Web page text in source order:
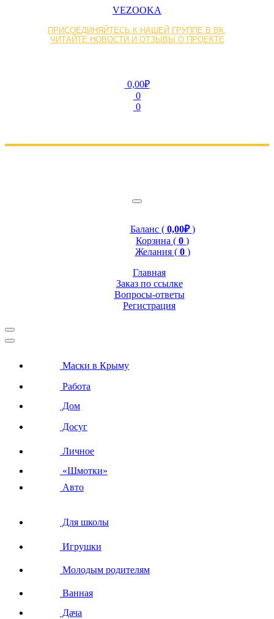
VEZOOKA
ПРИСОЕДИНЯЙТЕСЬ К НАШЕЙ ГРУППЕ В ВК,
ЧИТАЙТЕ НОВОСТИ И ОТЗЫВЫ О ПРОЕКТЕ
0,00₽
0
0
Баланс ( 0,00₽)
Корзина ( 0 )
Желания ( 0 )
Главная
Заказ по ссылке
Вопросы-ответы
Регистрация
Маски в Крыму
Работа
Дом
Досуг
Личное
«Шмотки»
Авто
Для школы
Игрушки
Молодым родителям
Ванная
Дача